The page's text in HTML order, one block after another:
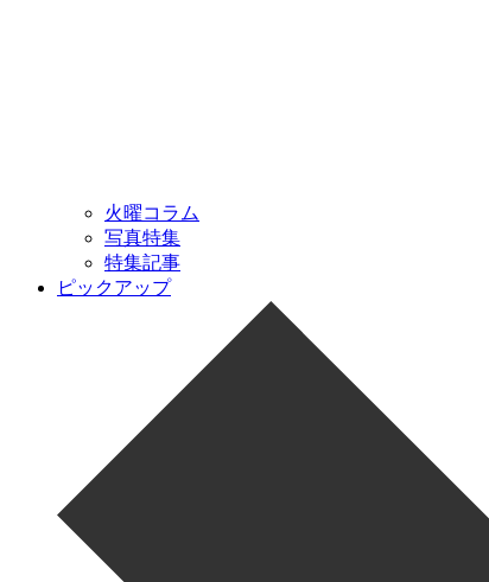
火曜コラム
写真特集
特集記事
ピックアップ